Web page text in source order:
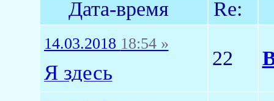
Дата-время Re:
14.03.2018 18:54 »
Я здесь
22